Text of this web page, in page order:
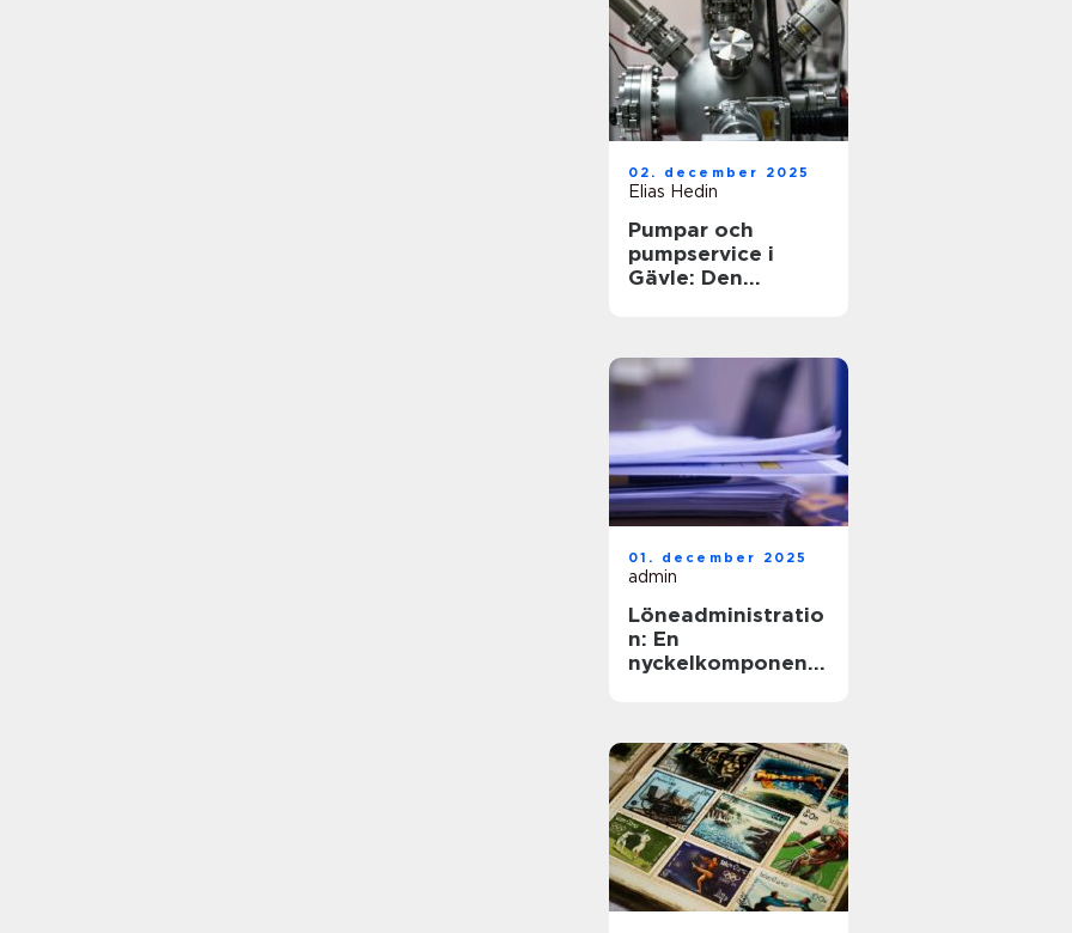
02. december 2025
Elias Hedin
Pumpar och
pumpservice i
Gävle: Den
01. december 2025
admin
Löneadministratio
n: En
nyckelkomponent